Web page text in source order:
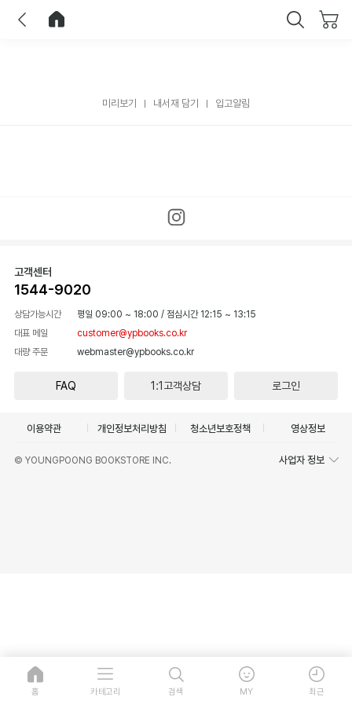
미리보기 내서재 담기 입고알림
고객센터
1544-9020
상담가능시간 평일 09:00 ~ 18:00 / 점심시간 12:15 ~ 13:15
대표 메일
customer@ypbooks.co.kr
대량 주문
webmaster@ypbooks.co.kr
FAQ 1:1고객상담 로그인
이용약관 개인정보처리방침 청소년보호정책 영상정보
© YOUNGPOONG BOOKSTORE INC. 사업자 정보
홈 카테고리 검색 MY 최근